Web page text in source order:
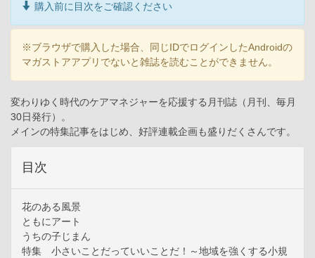
購入前に目次をご確認ください
※ブラウザで購入した場合、同じIDでログインしたAndroidの
マガストアアプリでないと雑誌を読むことができません。
変わりゆく時代のケアマネジャーを応援する月刊誌（月刊、毎月
30日発行）。
メインの特集記事をはじめ、好評連載企画も盛りだくさんです。
目次
花のある風景
ともにアート
うちの子じまん
特集 小さいことだっていいことだ！～地域を強くする小規